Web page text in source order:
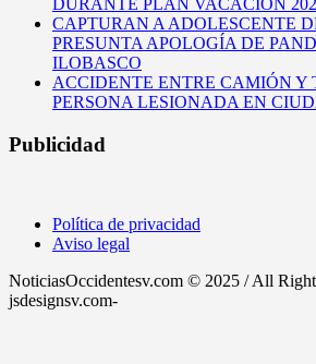
DURANTE PLAN VACACIÓN
CAPTURAN A ADOLESCENTE
PRESUNTA APOLOGÍA DE
ILOBASCO
ACCIDENTE ENTRE CAMIÓN Y
PERSONA LESIONADA EN
Publicidad
Política de privacidad
Aviso legal
NoticiasOccidentesv.com © 2025 / All
jsdesignsv.com-